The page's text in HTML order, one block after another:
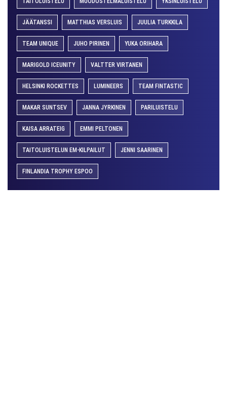
JÄÄTANSSI MATTHIAS VERSLUIS JUULIA TURKKILA
TEAM UNIQUE JUHO PIRINEN YUKA ORIHARA
MARIGOLD ICEUNITY VALTTER VIRTANEN
HELSINKI ROCKETTES LUMINEERS TEAM FINTASTIC
MAKAR SUNTSEV JANNA JYRKINEN PARILUISTELU
KAISA ARRATEIG EMMI PELTONEN
TAITOLUISTELUN EM-KILPAILUT JENNI SAARINEN
FINLANDIA TROPHY ESPOO